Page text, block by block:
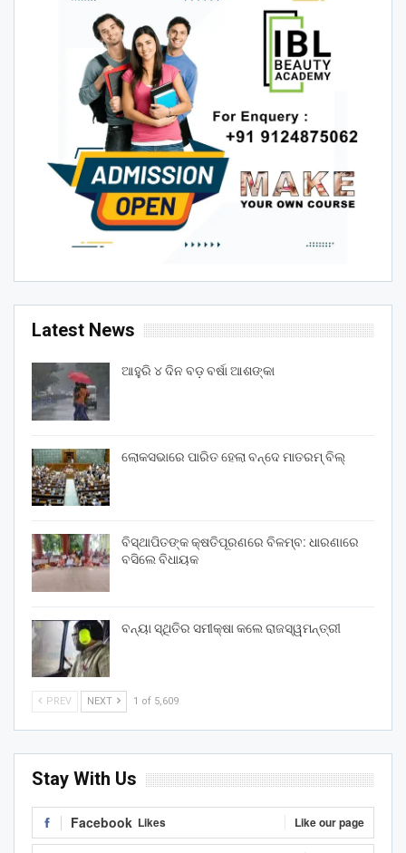
Latest News
ଆହୁରି ୪ ଦିନ ବଡ଼ ବର୍ଷା ଆଶଙ୍କା
ଲୋକସଭାରେ ପାରିତ ହେଲା ବନ୍ଦେ ମାତରମ୍‌ ବିଲ୍‌
ବିସ୍ଥାପିତଙ୍କ କ୍ଷତିପୂରଣରେ ବିଳମ୍ବ: ଧାରଣାରେ
ବସିଲେ ବିଧାୟକ
ବନ୍ୟା ସ୍ଥିତିର ସମୀକ୍ଷା କଲେ ରାଜସ୍ୱମନ୍ତ୍ରୀ
PREV NEXT 1 of 5,609
Stay With Us
Facebook Likes Like our page